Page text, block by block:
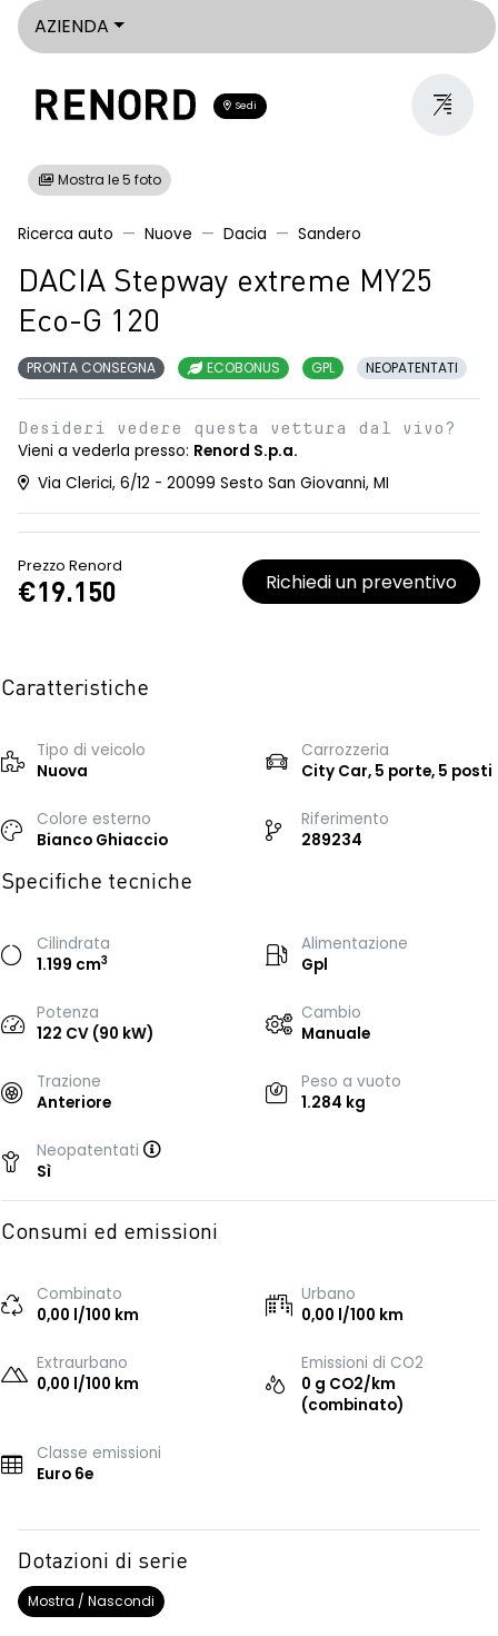
AZIENDA
Sedi
Mostra le 5 foto
Ricerca auto Nuove Dacia Sandero
DACIA Stepway extreme MY25
Eco-G 120
PRONTA CONSEGNA ECOBONUS GPL NEOPATENTATI
Desideri vedere questa vettura dal vivo?
Vieni a vederla presso: Renord S.p.a.
Via Clerici, 6/12 - 20099 Sesto San Giovanni, MI
Prezzo Renord
€19.150 Richiedi un preventivo
Caratteristiche
Tipo di veicolo
Nuova
Carrozzeria
City Car, 5 porte, 5 posti
Colore esterno
Bianco Ghiaccio
Riferimento
289234
Specifiche tecniche
Cilindrata
1.199 cm3
Alimentazione
Gpl
Potenza
122 CV (90 kW)
Cambio
Manuale
Trazione
Anteriore
Peso a vuoto
1.284 kg
Neopatentati
Sì
Consumi ed emissioni
Combinato
0,00 l/100 km
Urbano
0,00 l/100 km
Extraurbano
0,00 l/100 km
Emissioni di CO2
0 g CO2/km
(combinato)
Classe emissioni
Euro 6e
Dotazioni di serie
Mostra / Nascondi